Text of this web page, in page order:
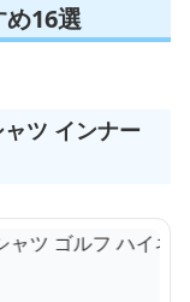
16選
ツ インナー